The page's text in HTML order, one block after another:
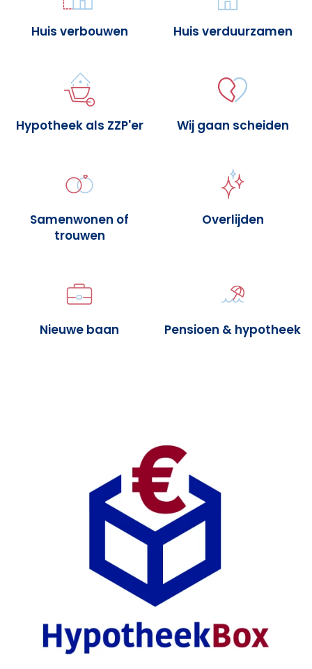
Huis verbouwen Huis verduurzamen
Hypotheek als ZZP'er Wij gaan scheiden
Samenwonen of
trouwen
Overlijden
Nieuwe baan Pensioen & hypotheek